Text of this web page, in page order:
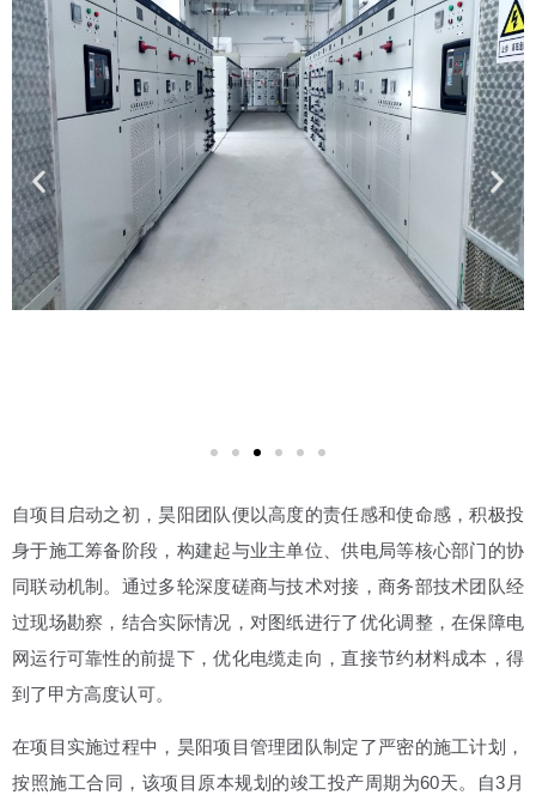
自项目启动之初，昊阳团队便以高度的责任感和使命感，积极投
身于施工筹备阶段，构建起与业主单位、供电局等核心部门的协
同联动机制。通过多轮深度磋商与技术对接，商务部技术团队经
过现场勘察，结合实际情况，对图纸进行了优化调整，在保障电
网运行可靠性的前提下，优化电缆走向，直接节约材料成本，得
到了甲方高度认可。
在项目实施过程中，昊阳项目管理团队制定了严密的施工计划，
按照施工合同，该项目原本规划的竣工投产周期为60天。自3月